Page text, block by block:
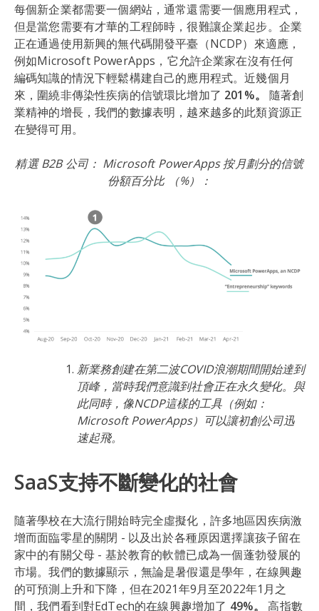
每個新企業都需要一個網站，通常還需要一個應用程式，
但是當您需要有才華的工程師時，很難讓企業起步。企業
正在通過使用新興的無代碼開發平臺（NCDP）來適應，
例如Microsoft PowerApps，它允許企業家在沒有任何
編碼知識的情況下輕鬆構建自己的應用程式。近幾個月
來，圍繞非傳染性疾病的信號環比增加了 201%。
隨著創
業精神的增長，我們的數據表明，越來越多的此類資源正
在變得可用。
精選 B2B 公司： Microsoft PowerApps 按月劃分的信號
份額百分比 （%）：
新業務創建在第二波COVID浪潮期間開始達到
頂峰，當時我們意識到社會正在永久變化。與
此同時，像NCDP這樣的工具（例如：
Microsoft PowerApps）可以讓初創公司迅
速起飛。
SaaS支持不斷變化的社會
隨著學校在大流行開始時完全虛擬化，許多地區因疾病激
增而面臨零星的關閉 - 以及出於各種原因選擇讓孩子留在
家中的有關父母 - 基於教育的軟體已成為一個蓬勃發展的
市場。我們的數據顯示，無論是暑假還是學年，在線興趣
的可預測上升和下降，但在2021年9月至2022年1月之
間，我們看到對EdTech的在線興趣增加了 49%。 高指數